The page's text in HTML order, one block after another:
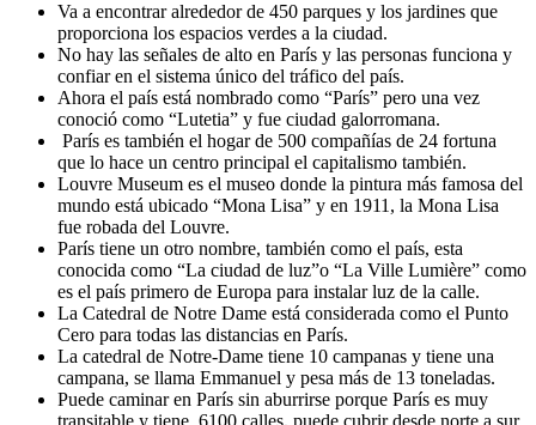
Va a encontrar alrededor de 450 parques y los jardines que
proporciona los espacios verdes a la ciudad.
No hay las señales de alto en París y las personas funciona y
confiar en el sistema único del tráfico del país.
Ahora el país está nombrado como “París” pero una vez
conoció como “Lutetia” y fue ciudad galorromana.
París es también el hogar de 500 compañías de 24 fortuna
que lo hace un centro principal el capitalismo también.
Louvre Museum es el museo donde la pintura más famosa del
mundo está ubicado “Mona Lisa” y en 1911, la Mona Lisa
fue robada del Louvre.
París tiene un otro nombre, también como el país, esta
conocida como “La ciudad de luz”o “La Ville Lumière” como
es el país primero de Europa para instalar luz de la calle.
La Catedral de Notre Dame está considerada como el Punto
Cero para todas las distancias en París.
La catedral de Notre-Dame tiene 10 campanas y tiene una
campana, se llama Emmanuel y pesa más de 13 toneladas.
Puede caminar en París sin aburrirse porque París es muy